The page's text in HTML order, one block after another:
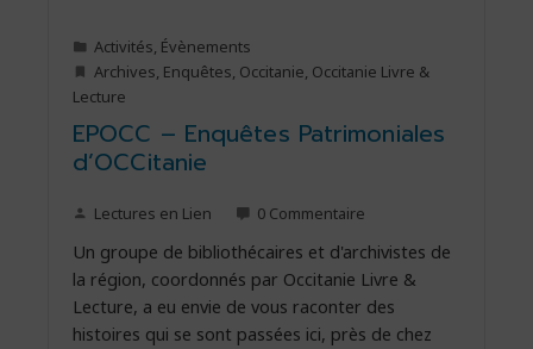
Activités, Évènements
Archives, Enquêtes, Occitanie, Occitanie Livre &
Lecture
EPOCC – Enquêtes Patrimoniales
d’OCCitanie
Lectures en Lien 0 Commentaire
Un groupe de bibliothécaires et d'archivistes de
la région, coordonnés par Occitanie Livre &
Lecture, a eu envie de vous raconter des
histoires qui se sont passées ici, près de chez